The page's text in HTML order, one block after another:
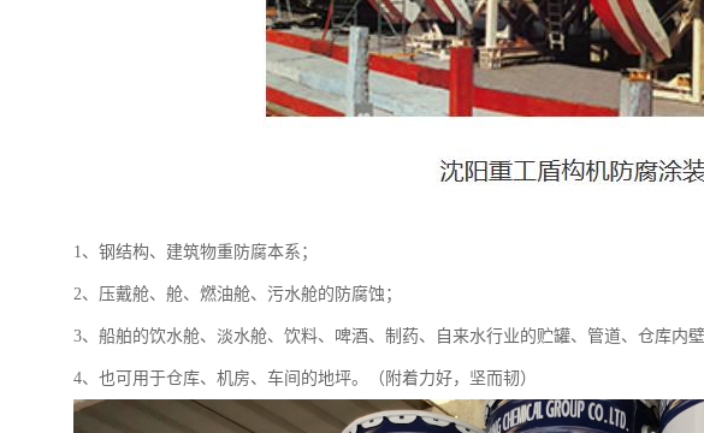
1、钢结构、建筑物重防腐本系；
2、压戴舱、舱、燃油舱、污水舱的防腐蚀；
3、船舶的饮水舱、淡水舱、饮料、啤酒、制药、自来水行业的贮罐、管道、仓库内
4、也可用于仓库、机房、车间的地坪。（附着力好，坚而韧）